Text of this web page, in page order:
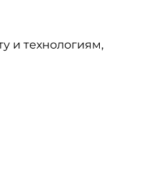
и технологиям,